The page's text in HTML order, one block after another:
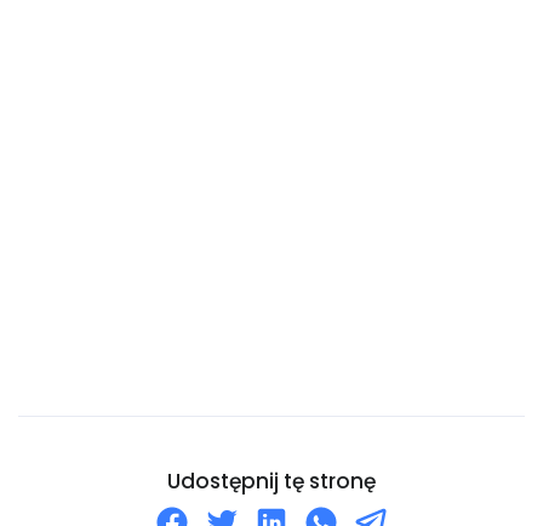
Udostępnij tę stronę